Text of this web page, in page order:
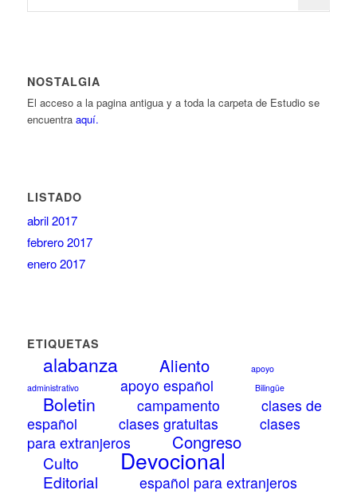
NOSTALGIA
El acceso a la pagina antigua y a toda la carpeta de Estudio se
encuentra aquí.
LISTADO
abril 2017
febrero 2017
enero 2017
ETIQUETAS
alabanza Aliento
apoyo
administrativo
apoyo español Bilingüe
Boletin campamento
clases de
español
clases gratuitas
clases
para extranjeros
Congreso
Culto Devocional
Editorial español para extranjeros